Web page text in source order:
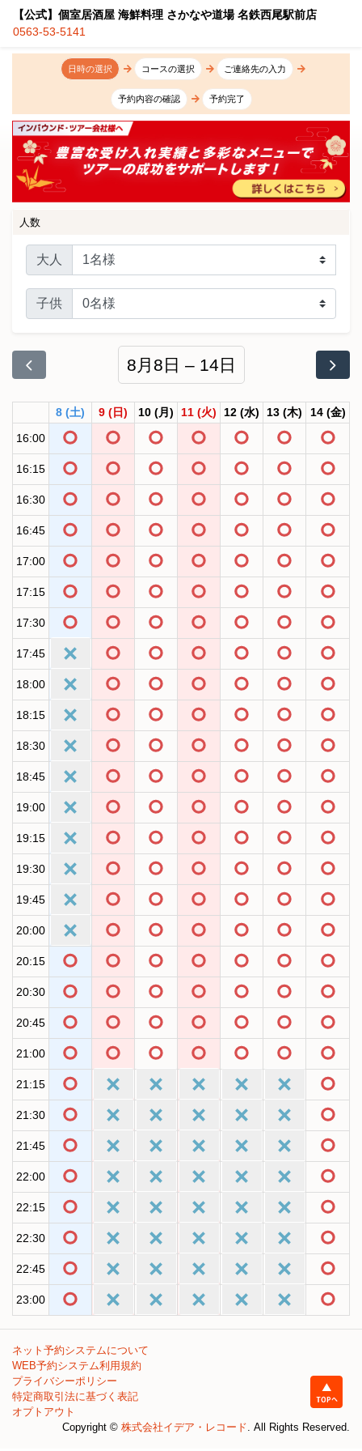
【公式】個室居酒屋 海鮮料理 さかなや道場 名鉄西尾駅前店
0563-53-5141
日時の選択 コースの選択 ご連絡先の入力
予約内容の確認 予約完了
人数
大人
子供
8月8日 – 14日
8 (土) 9 (日) 10 (月) 11 (火) 12 (水) 13 (木) 14 (金)
16:00
16:15
16:30
16:45
17:00
17:15
17:30
17:45
18:00
18:15
18:30
18:45
19:00
19:15
19:30
19:45
20:00
20:15
20:30
20:45
21:00
21:15
21:30
21:45
22:00
22:15
22:30
22:45
23:00
ネット予約システムについて
WEB予約システム利用規約
プライバシーポリシー
特定商取引法に基づく表記
オプトアウト
Copyright © 株式会社イデア・レコード . All Rights Reserved.